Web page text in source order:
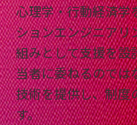
心理学・行動経済学
ションエンジニアリ
組みとして支援を設
当者に委ねるのでは
技術を提供し、制度
す。